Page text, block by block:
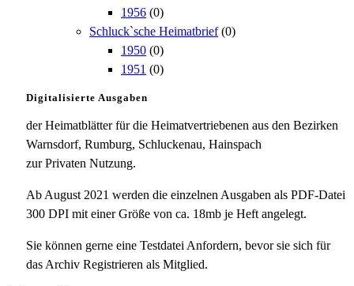
1956 (0)
Schluck`sche Heimatbrief (0)
1950 (0)
1951 (0)
Digitalisierte Ausgaben
der Heimatblätter für die Heimatvertriebenen aus den Bezirken
Warnsdorf, Rumburg, Schluckenau, Hainspach
zur Privaten Nutzung.
Ab August 2021 werden die einzelnen Ausgaben als PDF-Datei
300 DPI mit einer Größe von ca. 18mb je Heft angelegt.
Sie können gerne eine Testdatei Anfordern, bevor sie sich für
das Archiv Registrieren als Mitglied.